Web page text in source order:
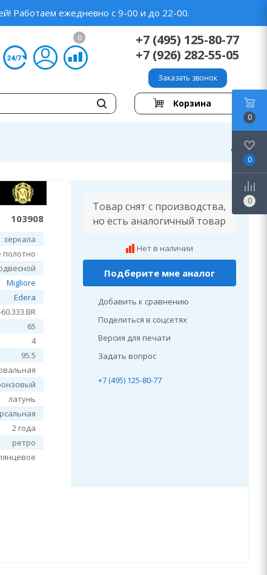
Работаем ежедневно с 9-00 и до 22-00.
0
+7 (495) 125-80-77
+7 (926) 282-55-05
Заказать звонок
Корзина
103908
зеркала
полотно
Migliore
Edera
65
4
95.5
латунь
2 года
ретро
Товар снят с производства,
но есть аналогичный товар
Нет в наличии
Подберите мне аналог
Добавить к сравнению
Поделиться в соцсетях
Версия для печати
Задать вопрос
+7 (495) 125-80-77
0
0
0